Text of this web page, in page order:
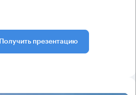
Получить презентацию